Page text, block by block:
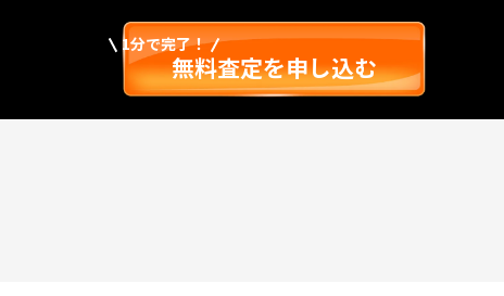
1分で完了！
無料査定を申し込む